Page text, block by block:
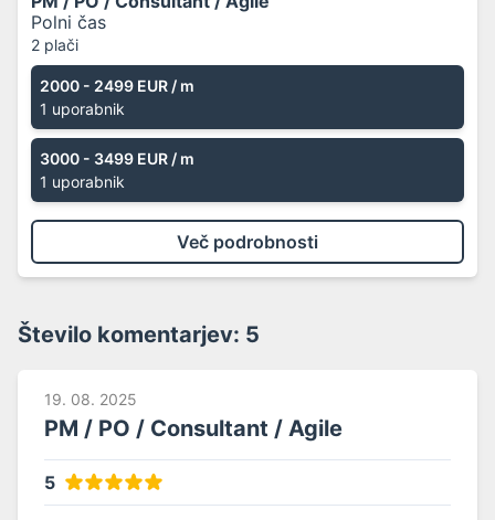
Polni čas
2 plači
2000 - 2499 EUR / m
1 uporabnik
3000 - 3499 EUR / m
1 uporabnik
Več podrobnosti
Število komentarjev: 5
19. 08. 2025
PM / PO / Consultant / Agile
5